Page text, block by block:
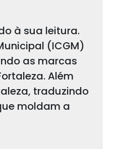
à sua leitura.
(ICGM)
as marcas
Além
traduzindo
moldam a